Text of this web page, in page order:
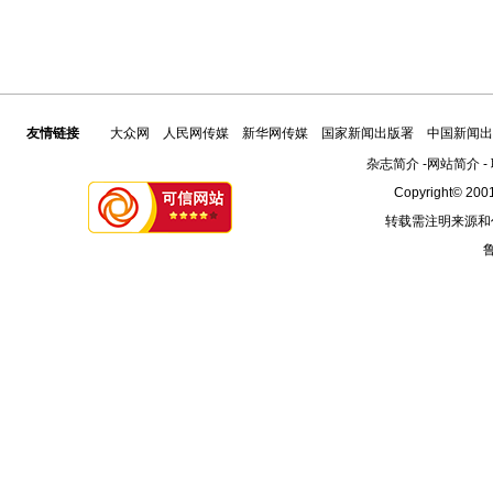
友情链接 大众网 人民网传媒 新华网传媒 国家新闻出版署
中国新闻
杂志简介-网站简介-
Copyright©
转载需注明来源